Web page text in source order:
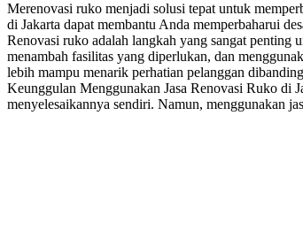
Merenovasi ruko menjadi solusi tepat untuk
di Jakarta dapat membantu Anda memperbaharui
Renovasi ruko adalah langkah yang sangat penting
menambah fasilitas yang diperlukan, dan
lebih mampu menarik perhatian pelanggan
Keunggulan Menggunakan Jasa Renovasi Ruko di
menyelesaikannya sendiri. Namun, menggunakan